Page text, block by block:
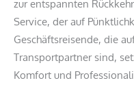
zur entspannten
Service, der auf
Geschäftsreisende, die
Transportpartner sind,
Komfort und